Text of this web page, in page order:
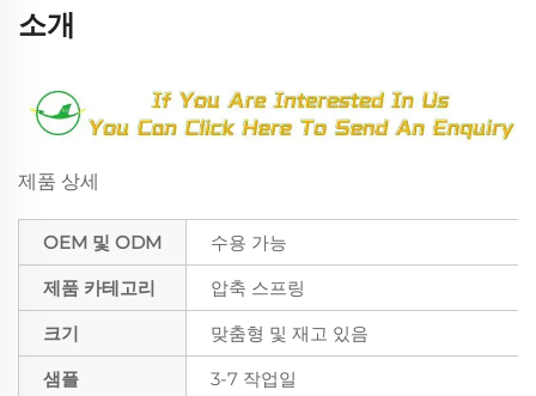
소개
제품 상세
OEM 및 ODM
수용 가능
제품 카테고리
압축 스프링
크기
맞춤형 및 재고 있음
샘플
3-7 작업일